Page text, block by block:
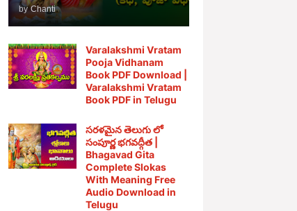
by Chanti
Varalakshmi Vratam
Pooja Vidhanam
Book PDF Download |
Varalakshmi Vratam
Book PDF in Telugu
సరళమైన తెలుగు లో
సంపూర్ణ భగవద్గీత |
Bhagavad Gita
Complete Slokas
With Meaning Free
Audio Download in
Telugu